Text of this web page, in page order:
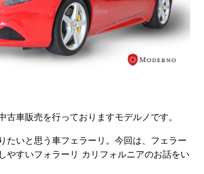
古車販売を行っておりますモデルノです。
たいと思う車フェラーリ。今回は、フェラー
やすいフォラーリ カリフォルニアのお話をい